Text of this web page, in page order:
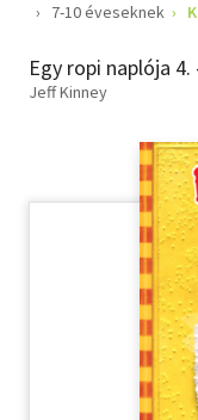
Gyermek- és ifjúsági
Hobbi, szabadidő
Szótár, nyelvkönyv
Tankönyv,
7-10 éveseknek
Egy ropi naplója
Jeff Kinney